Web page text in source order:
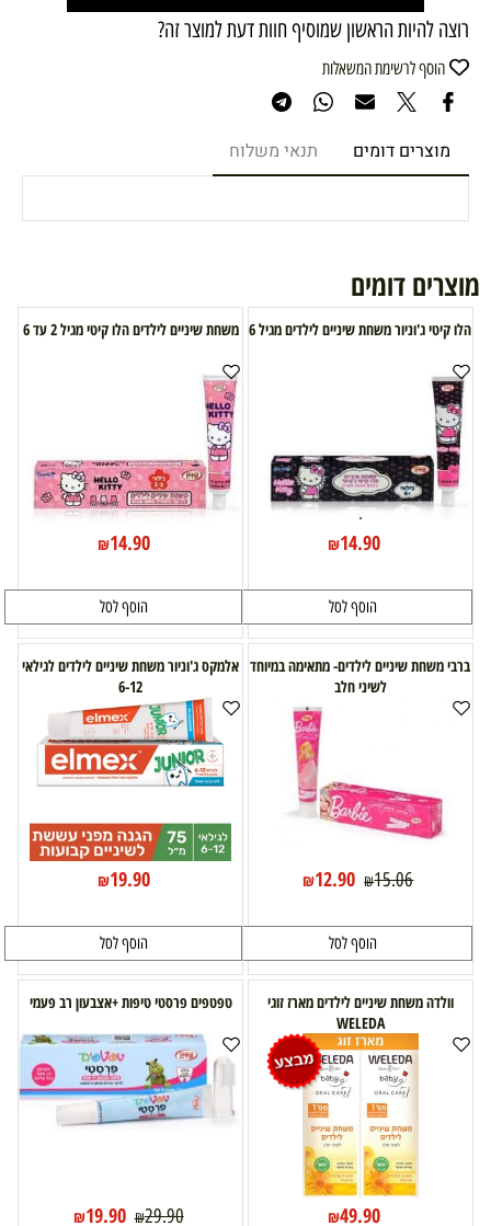
רוצה להיות הראשון שמוסיף חוות דעת למוצר זה?
הוסף לרשימת המשאלות
מוצרים דומים תנאי משלוח
מוצרים דומים
הלו קיטי ג'וניור משחת שיניים לילדים מגיל 6
₪14.90
הוסף לסל
משחת שיניים לילדים הלו קיטי מגיל 2 עד 6
₪14.90
הוסף לסל
ברבי משחת שיניים לילדים- מתאימה במיוחד
לשיני חלב
₪15.06
₪12.90
הוסף לסל
אלמקס ג'וניור משחת שיניים לילדים לגילאי
6-12
₪19.90
הוסף לסל
וולדה משחת שיניים לילדים מארז זוגי
WELEDA
₪49.90
טפטפים פרסטי טיפות +אצבעון רב פעמי
₪29.90
₪19.90